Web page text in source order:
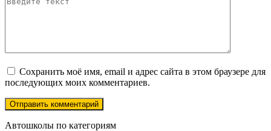
Сохранить моё имя, email и адрес сайта в этом браузере для
последующих моих комментариев.
Автошколы по категориям